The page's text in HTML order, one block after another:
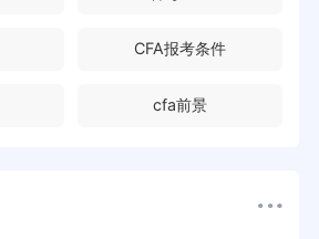
CFA报考条件
cfa前景